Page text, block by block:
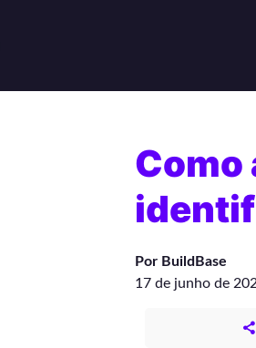
Por BuildBase
17 de junho de